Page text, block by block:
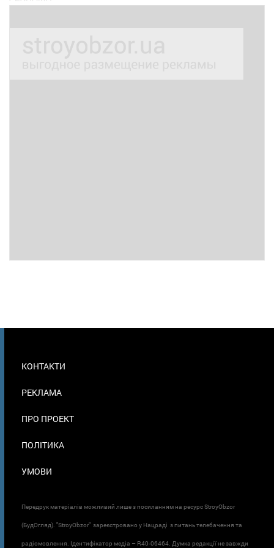
В
КОНТАКТИ
РЕКЛАМА
ПРО ПРОЕКТ
ПОЛІТИКА
УМОВИ
Передрук матеріалів можливий лише з посиланням на ресурс StroyObzor
(БудОгляд). "StroyObzor" зареєстровано у Нацраді з питань телебачення та
радіомовлення. Ідентифікатор медіа – R40-06464. Думка редакції не завжди